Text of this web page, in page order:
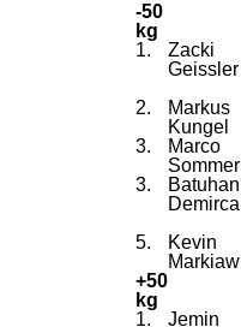
-50
kg
1.
Zacki
Geissler
2.
Markus
Kungel
3.
Marco
Sommer
3.
Batuhan
5.
Kevin
+50
kg
1.
Jemin